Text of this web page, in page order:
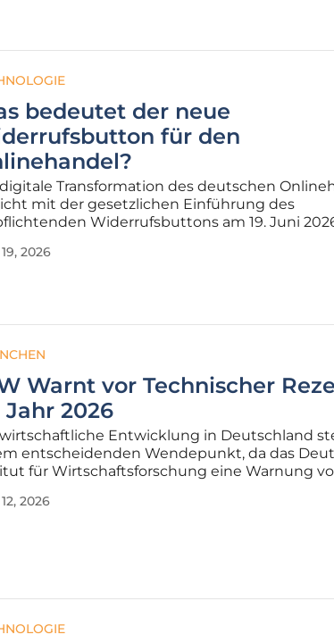
bedeutet der neue
für den
Transformation des deutschen
mit der gesetzlichen Einführung des
Widerrufsbuttons am 19. Juni
Ungleichgewicht zwischen dem oft
2026
Warnt vor Technischer
2026
Entwicklung in Deutschland
entscheidenden Wendepunkt, da das
für Wirtschaftsforschung eine Warnung
ausgesprochen hat. Nach einer Phase der
2026